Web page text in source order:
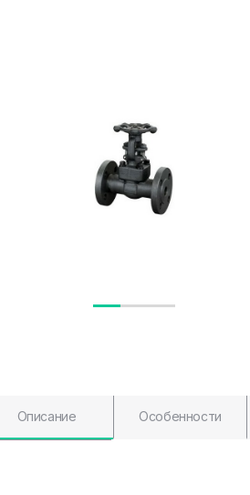
Описание Особенности